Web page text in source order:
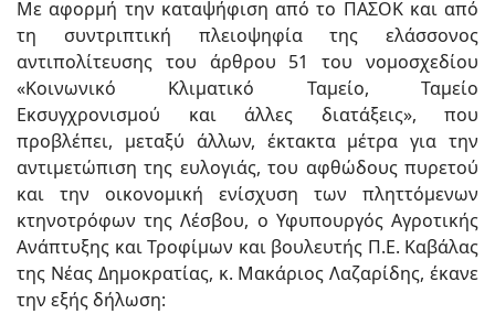
Με αφορμή την καταψήφιση από το ΠΑΣΟΚ και από
τη συντριπτική πλειοψηφία της ελάσσονος
αντιπολίτευσης του άρθρου 51 του νομοσχεδίου
«Κοινωνικό Κλιματικό Ταμείο, Ταμείο
Εκσυγχρονισμού και άλλες διατάξεις», που
προβλέπει, μεταξύ άλλων, έκτακτα μέτρα για την
αντιμετώπιση της ευλογιάς, του αφθώδους πυρετού
και την οικονομική ενίσχυση των πληττόμενων
κτηνοτρόφων της Λέσβου, ο Υφυπουργός Αγροτικής
Ανάπτυξης και Τροφίμων και βουλευτής Π.Ε. Καβάλας
της Νέας Δημοκρατίας, κ. Μακάριος Λαζαρίδης, έκανε
την εξής δήλωση: